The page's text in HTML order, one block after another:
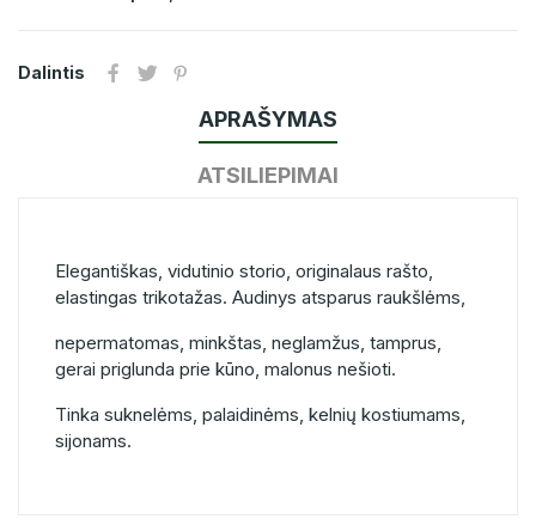
Dalintis
APRAŠYMAS
ATSILIEPIMAI
Elegantiškas, vidutinio storio, originalaus rašto,
elastingas trikotažas. Audinys atsparus raukšlėms,
nepermatomas, minkštas, neglamžus, tamprus,
gerai priglunda prie kūno, malonus nešioti.
Tinka suknelėms, palaidinėms, kelnių kostiumams,
sijonams.